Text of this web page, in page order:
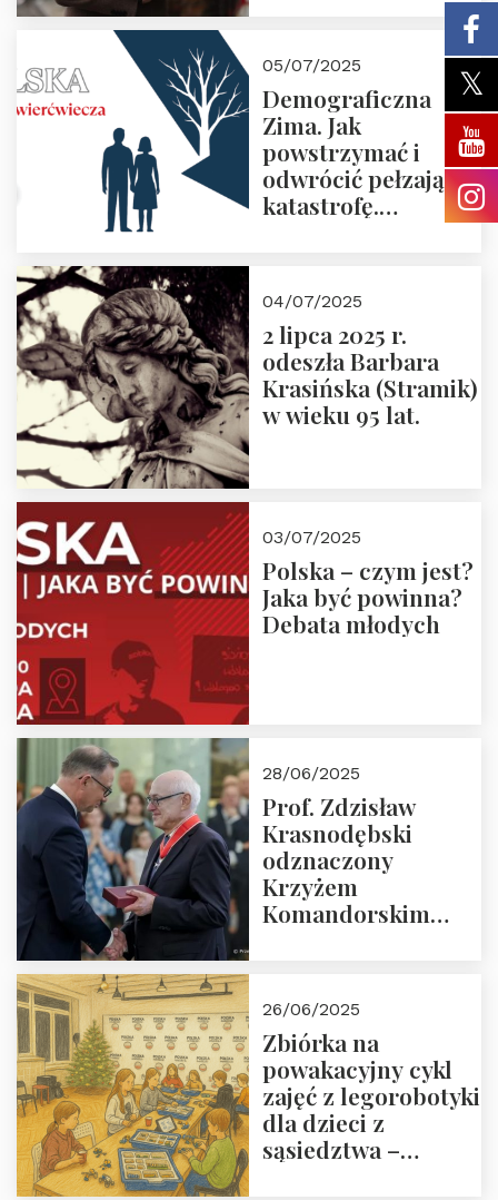
05/07/2025
Demograficzna
Zima. Jak
powstrzymać i
odwrócić pełzającą
katastrofę.
Nowego
Ćwierćwiecza”
04/07/2025
2 lipca 2025 r.
odeszła Barbara
Krasińska (Stramik)
w wieku 95 lat.
03/07/2025
Polska – czym jest?
Jaka być powinna?
Debata młodych
28/06/2025
Prof. Zdzisław
Krasnodębski
odznaczony
Krzyżem
Komandorskim
26/06/2025
Zbiórka na
powakacyjny cykl
zajęć z legorobotyki
dla dzieci z
sąsiedztwa –